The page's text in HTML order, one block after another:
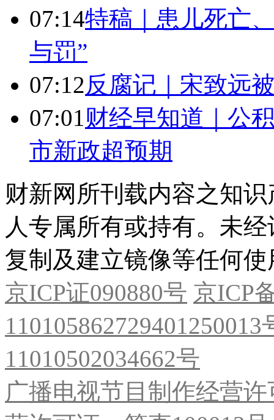
07:14特稿｜患儿死亡
与罚”
07:12反腐记｜宋致远
07:01财经早知道｜公
市新政超预期
财新网所刊载内容之知
人专属所有或持有。未
复制及建立镜像等任何使
京ICP证090880号 京ICP
11010502034662号
广播电视节目制作经营